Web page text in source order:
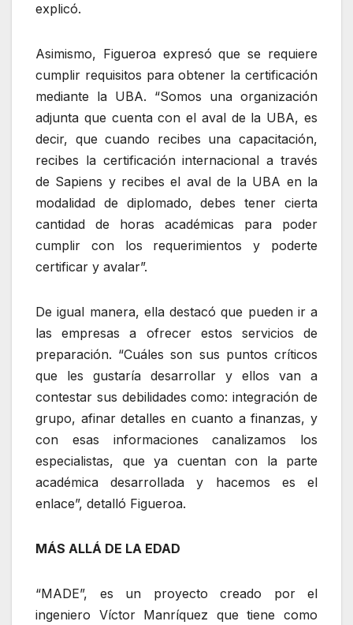
explicó.
Asimismo, Figueroa expresó que se requiere
cumplir requisitos para obtener la certificación
mediante la UBA. “Somos una organización
adjunta que cuenta con el aval de la UBA, es
decir, que cuando recibes una capacitación,
recibes la certificación internacional a través
de Sapiens y recibes el aval de la UBA en la
modalidad de diplomado, debes tener cierta
cantidad de horas académicas para poder
cumplir con los requerimientos y poderte
certificar y avalar”.
De igual manera, ella destacó que pueden ir a
las empresas a ofrecer estos servicios de
preparación. “Cuáles son sus puntos críticos
que les gustaría desarrollar y ellos van a
contestar sus debilidades como: integración de
grupo, afinar detalles en cuanto a finanzas, y
con esas informaciones canalizamos los
especialistas, que ya cuentan con la parte
académica desarrollada y hacemos es el
enlace”, detalló Figueroa.
MÁS ALLÁ DE LA EDAD
“MADE”, es un proyecto creado por el
ingeniero Víctor Manríquez que tiene como